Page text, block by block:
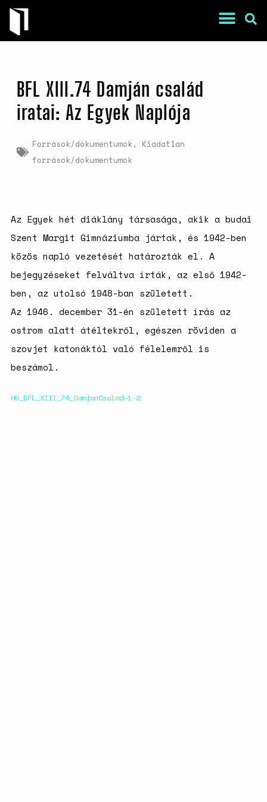
War Is a Male Game
Stories
A háborús nemi erőszak és a
nőgyógyász lobbi hatása a
magyarországi
születésszabályozási
robot idején
BFL XIII.74 Damján család
iratai: Az Egyek Naplója
Források/dokumentumok , Kiadatlan
források/dokumentumok
Az Egyek hét diáklány társasága, akik a budai
Szent Margit Gimnáziumba jártak, és 1942-ben
közös napló vezetését határozták el. A
bejegyzéseket felváltva írták, az első 1942-
ben, az utolsó 1948-ban született.
Az 1946. december 31-én született írás az
ostrom alatt átéltekről, egészen röviden a
szovjet katonáktól való félelemről is
beszámol.
HU_BFL_XIII_74_DamjanCsalad-1-2